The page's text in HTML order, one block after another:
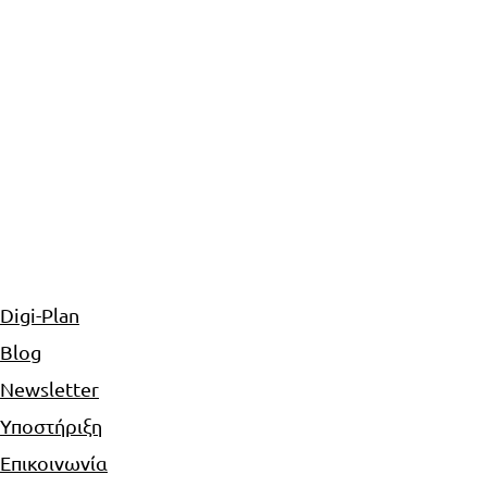
Digi-Plan
Blog
Newsletter
Υποστήριξη
Επικοινωνία